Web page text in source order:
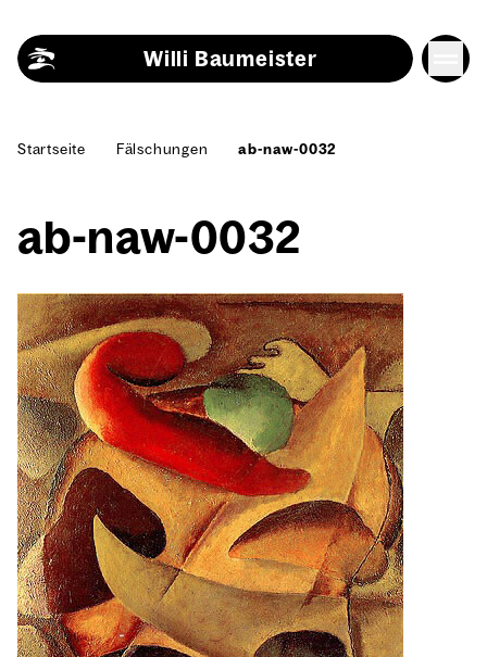
Willi Baumeister
Start­sei­te Fäl­schun­gen ab-naw-0032
ab-naw-0032